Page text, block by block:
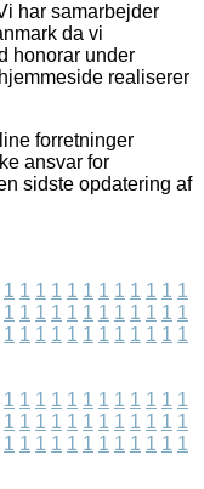
har samarbejder
da vi
honorar under
realiserer
forretninger
ansvar for
sidste opdatering af
1 1 1 1 1 1 1 1 1 1 1 1
1 1 1 1 1 1 1 1 1 1 1 1
1 1 1 1 1 1 1 1 1 1 1 1
1 1 1 1 1 1 1 1 1 1 1 1
1 1 1 1 1 1 1 1 1 1 1 1
1 1 1 1 1 1 1 1 1 1 1 1